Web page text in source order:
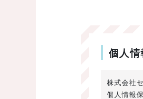
個人
株式会社
個人情報